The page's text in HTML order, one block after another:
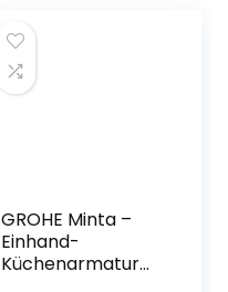
GROHE Minta –
Einhand-
Küchenarmatur